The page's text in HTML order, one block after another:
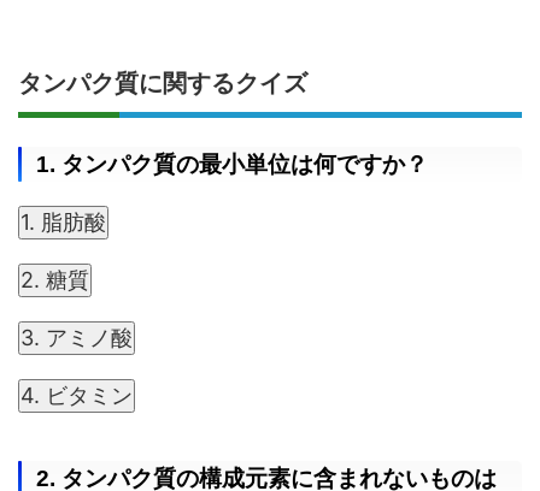
タンパク質に関するクイズ
1. タンパク質の最小単位は何ですか？
1. 脂肪酸
2. 糖質
3. アミノ酸
4. ビタミン
2. タンパク質の構成元素に含まれないものは